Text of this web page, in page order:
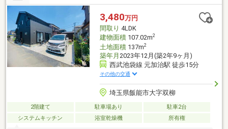
3,480万円
間取り 4LDK
建物面積107.02m2
土地面積137m2
築年月 2023年12月(築2年9ヶ月)
西武池袋線 元加治駅 徒歩15分
その他の交通
埼玉県飯能市大字双柳
2階建て 駐車場あり
駐車2台
システムキッチン
浴室乾燥機 所有権